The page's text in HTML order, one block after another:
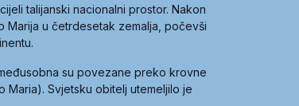
talijanski nacionalni prostor. Nakon
Marija u četrdesetak zemalja, počevši
su povezane preko krovne
Maria). Svjetsku obitelj utemeljilo je